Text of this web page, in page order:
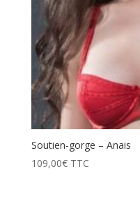
Soutien-gorge – Anais
109,00€ TTC